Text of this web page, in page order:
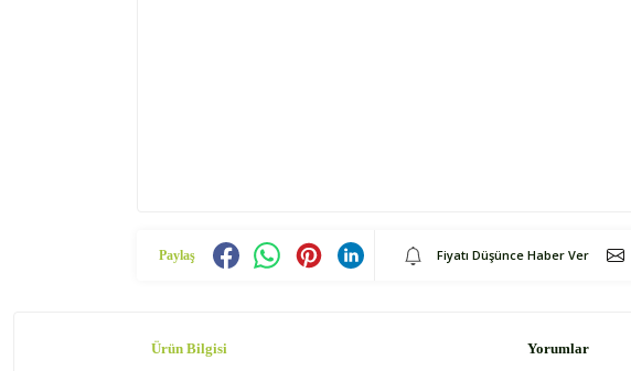
Paylaş Fiyatı Düşünce Haber Ver
Ürün Bilgisi Yorumlar